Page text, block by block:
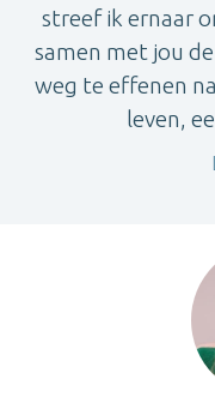
streef ik ernaar
samen met jou
weg te effenen
leven,